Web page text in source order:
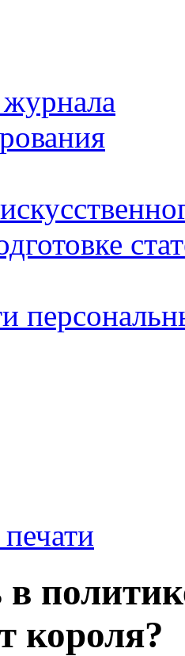
короля?